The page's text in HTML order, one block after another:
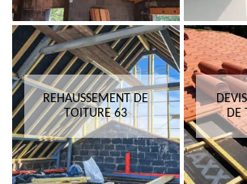
REHAUSSEMENT DE
TOITURE 63
DE